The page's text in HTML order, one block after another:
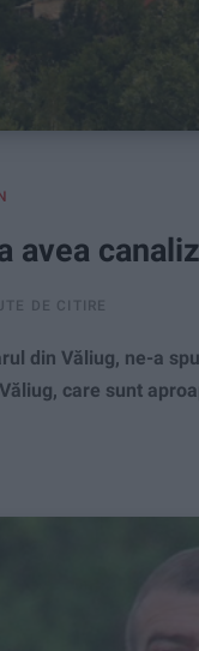
avea
DE CITIRE
din Văliug, ne-a
care sunt